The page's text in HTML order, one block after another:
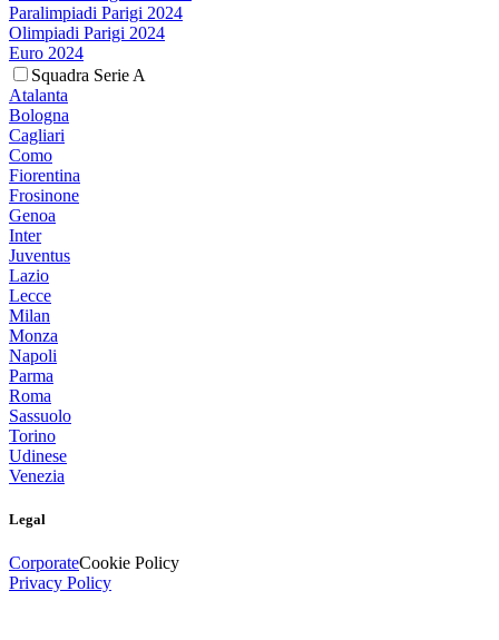
Paralimpiadi Parigi 2024
Olimpiadi Parigi 2024
Euro 2024
Squadra Serie A
Atalanta
Bologna
Cagliari
Como
Fiorentina
Frosinone
Genoa
Inter
Juventus
Lazio
Lecce
Milan
Monza
Napoli
Parma
Roma
Sassuolo
Torino
Udinese
Venezia
Legal
CorporateCookie Policy
Privacy Policy